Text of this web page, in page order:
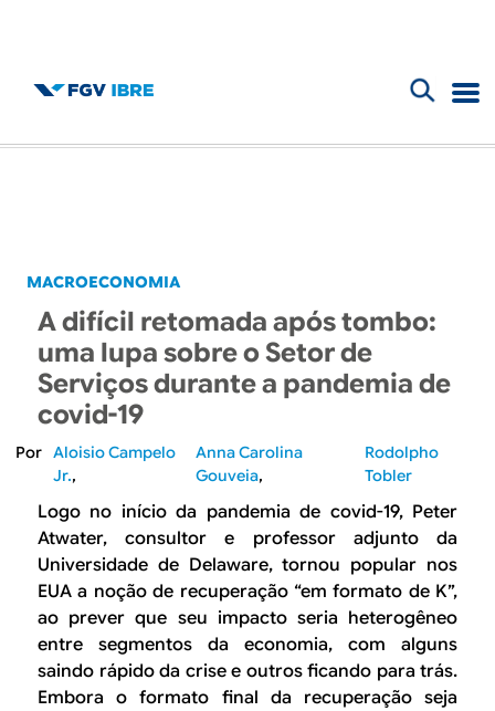
B
g
I
R
o
l
á
r
o
d
e
b
u
s
c
MACROECONOMIA
A difícil retomada após tombo:
uma lupa sobre o Setor de
Serviços durante a pandemia de
covid-19
Aloisio Campelo
Jr.
Anna Carolina
Gouveia
Rodolpho
Tobler
Logo no início da pandemia de covid-19, Peter
Atwater, consultor e professor adjunto da
Universidade de Delaware, tornou popular nos
EUA a noção de recuperação “em formato de K”,
ao prever que seu impacto seria heterogêneo
entre segmentos da economia, com alguns
saindo rápido da crise e outros ficando para trás.
Embora o formato final da recuperação seja